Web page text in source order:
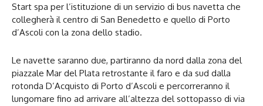
Start spa per l’istituzione di un servizio di bus navetta che
collegherà il centro di San Benedetto e quello di Porto
d’Ascoli con la zona dello stadio.
Le navette saranno due, partiranno da nord dalla zona del
piazzale Mar del Plata retrostante il faro e da sud dalla
rotonda D’Acquisto di Porto d’Ascoli e percorreranno il
lungomare fino ad arrivare all’altezza del sottopasso di via